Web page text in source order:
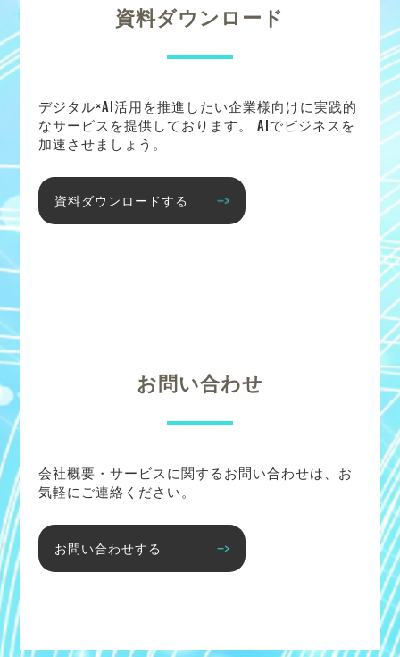
資料ダウンロード
デジタル×AI活用を推進したい企業様向けに実践的
なサービスを提供しております。 AIでビジネスを
加速させましょう。
資料ダウンロードする
お問い合わせ
会社概要・サービスに関するお問い合わせは、お
気軽にご連絡ください。
お問い合わせする